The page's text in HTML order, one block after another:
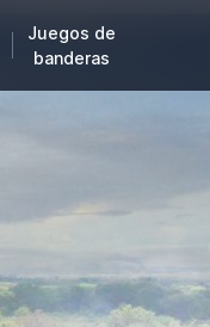
Juegos de
banderas